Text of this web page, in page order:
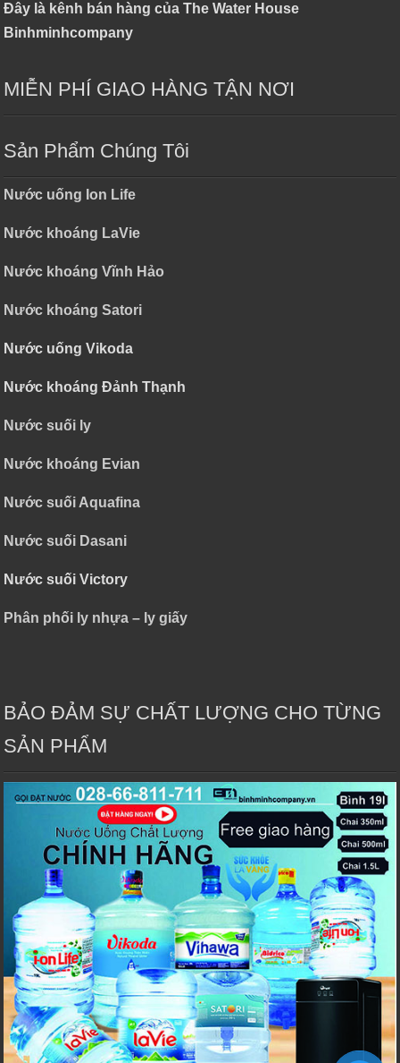
Đây là kênh bán hàng của The Water House
Binhminhcompany
MIỄN PHÍ GIAO HÀNG TẬN NƠI
Sản Phẩm Chúng Tôi
Nước uống Ion Life
Nước khoáng LaVie
Nước khoáng Vĩnh Hảo
Nước khoáng Satori
Nước uống Vikoda
Nước khoáng Đảnh Thạnh
Nước suối ly
Nước khoáng Evian
Nước suối Aquafina
Nước suối Dasani
Nước suối Victory
Phân phối ly nhựa – ly giấy
BẢO ĐẢM SỰ CHẤT LƯỢNG CHO TỪNG
SẢN PHẨM